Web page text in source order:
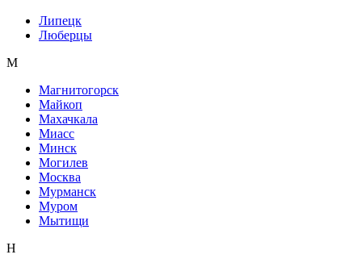
Липецк
Люберцы
М
Магнитогорск
Майкоп
Махачкала
Миасс
Минск
Могилев
Москва
Мурманск
Муром
Мытищи
Н